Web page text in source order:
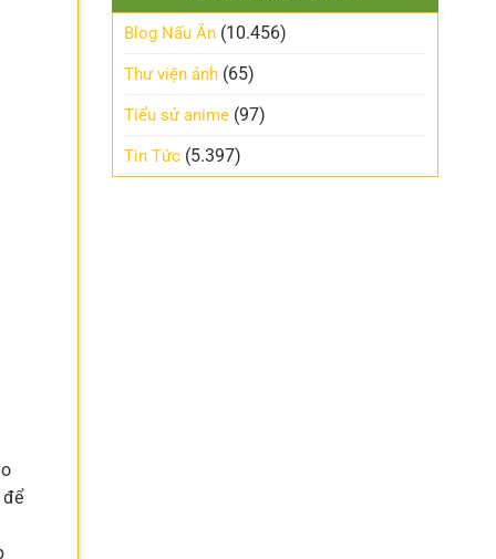
Blog Nấu Ăn (10.456)
Thư viện ảnh (65)
Tiểu sử anime (97)
Tin Tức (5.397)